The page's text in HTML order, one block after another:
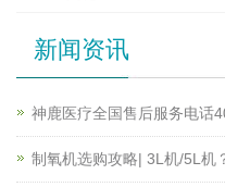
新闻资讯
神鹿医疗全国售后服务电话
制氧机选购攻略| 3L机/5L机